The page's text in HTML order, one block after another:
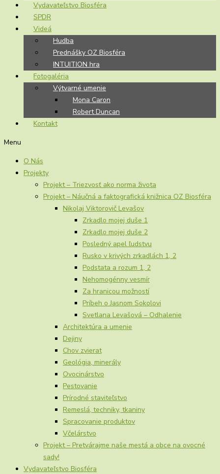
Vydavateľstvo Biosféra
SPDR
Videá
Hudba
Prednášky OZ Biosféra
INTUITION hra
Fotogaléria
Výtvarné umenie
Mona Caron
Robert Duncan
Kontakt
Menu
O Nás
Projekty
Projekt – Triezvosť ako norma života
Projekt – Náučná a faktografická knižnica OZ Biosféra
Nikolaj Viktorovič Levašov
Zrkadlo mojej duše 1
Zrkadlo mojej duše 2
Posledný apel ľudstvu
Rusko v krivých zrkadlách 1, 2
Podstata a rozum 1, 2
Nehomogénny vesmír
Za hranicou možností
Príbeh o Jasnom Sokolovi
Svetlana Levašová – Odhalenie
Architektúra a umenie
Dejiny
Chov zvierat
Geológia, minerály
Ovocinárstvo
Pestovanie
Prírodné staviteľstvo
Remeslá, techniky, tkaniny
Spracovanie produktov
Včelárstvo
Projekt – Pretvárajme naše mestá a obce na ovocné
sady!
Vydavateľstvo Biosféra